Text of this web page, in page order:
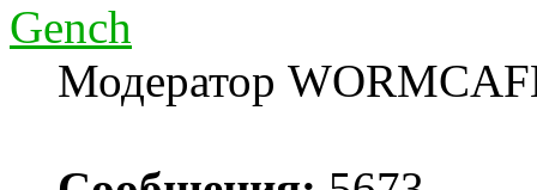
Gench
Модератор